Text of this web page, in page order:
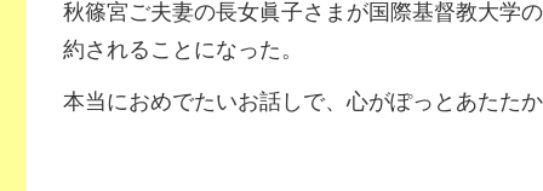
秋篠宮ご夫妻の長女眞子さまが国際基督教大学
約されることになった。
本当におめでたいお話しで、心がぽっとあたた